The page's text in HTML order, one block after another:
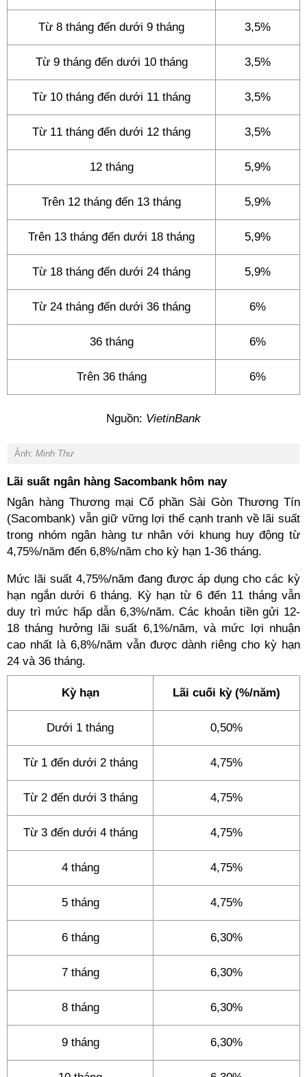
Từ 8 tháng đến dưới 9 tháng 3,5%
Từ 9 tháng đến dưới 10 tháng 3,5%
Từ 10 tháng đến dưới 11 tháng 3,5%
Từ 11 tháng đến dưới 12 tháng 3,5%
12 tháng 5,9%
Trên 12 tháng đến 13 tháng 5,9%
Trên 13 tháng đến dưới 18 tháng 5,9%
Từ 18 tháng đến dưới 24 tháng 5,9%
Từ 24 tháng đến dưới 36 tháng 6%
36 tháng 6%
Trên 36 tháng 6%
Nguồn: VietinBank
Ảnh: Minh Thư
Lãi suất ngân hàng Sacombank hôm nay
Ngân hàng Thương mại Cổ phần Sài Gòn Thương Tín
(Sacombank) vẫn giữ vững lợi thế cạnh tranh về lãi suất
trong nhóm ngân hàng tư nhân với khung huy động từ
4,75%/năm đến 6,8%/năm cho kỳ hạn 1-36 tháng.
Mức lãi suất 4,75%/năm đang được áp dụng cho các kỳ
hạn ngắn dưới 6 tháng. Kỳ hạn từ 6 đến 11 tháng vẫn
duy trì mức hấp dẫn 6,3%/năm. Các khoản tiền gửi 12-
18 tháng hưởng lãi suất 6,1%/năm, và mức lợi nhuận
cao nhất là 6,8%/năm vẫn được dành riêng cho kỳ hạn
24 và 36 tháng.
Kỳ hạn Lãi cuối kỳ (%/năm)
Dưới 1 tháng 0,50%
Từ 1 đến dưới 2 tháng 4,75%
Từ 2 đến dưới 3 tháng 4,75%
Từ 3 đến dưới 4 tháng 4,75%
4 tháng 4,75%
5 tháng 4,75%
6 tháng 6,30%
7 tháng 6,30%
8 tháng 6,30%
9 tháng 6,30%